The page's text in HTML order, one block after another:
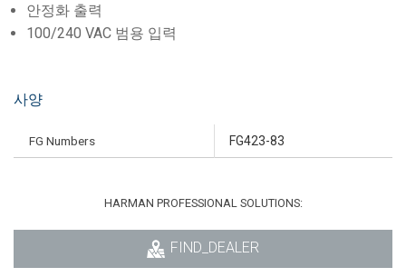
안정화 출력
100/240 VAC 범용 입력
사양
FG Numbers FG423-83
HARMAN PROFESSIONAL SOLUTIONS:
FIND_DEALER